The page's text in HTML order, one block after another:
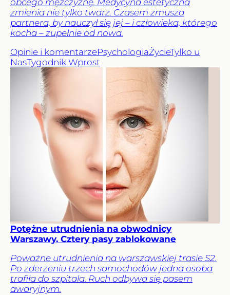
obcego mężczyznę. Medycyna estetyczna
zmienia nie tylko twarz. Czasem zmusza
partnera, by nauczył się jej – i człowieka, którego
kocha – zupełnie od nowa.
Opinie i komentarzePsychologiaŻycieTylko u
NasTygodnik Wprost
Potężne utrudnienia na obwodnicy
Warszawy. Cztery pasy zablokowane
Poważne utrudnienia na warszawskiej trasie S2.
Po zderzeniu trzech samochodów jedna osoba
trafiła do szpitala. Ruch odbywa się pasem
awaryjnym.